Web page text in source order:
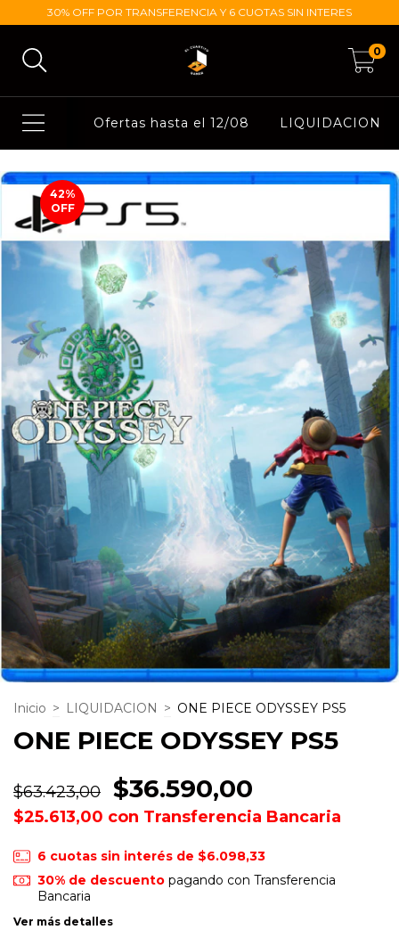
30% OFF POR TRANSFERENCIA Y 6 CUOTAS SIN INTERES
0
Ofertas hasta el 12/08 LIQUIDACION
42%
OFF
Inicio > LIQUIDACION > ONE PIECE ODYSSEY PS5
ONE PIECE ODYSSEY PS5
$63.423,00 $36.590,00
$25.613,00 con Transferencia Bancaria
6 cuotas sin interés de $6.098,33
30% de descuentopagando con Transferencia
Bancaria
Ver más detalles